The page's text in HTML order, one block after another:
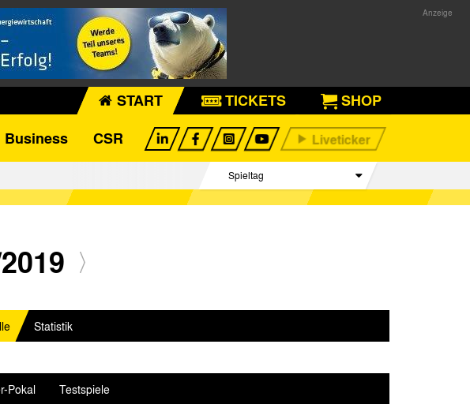
START TICKETS
SHOP
Business CSR
Spieltag
Begegnungen
Statistik
Pokal Testspiele